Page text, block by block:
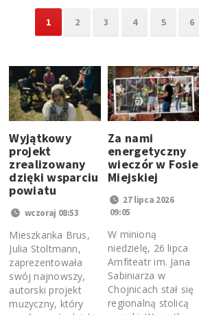
1 2 3 4 5 6
Wyjątkowy
projekt
zrealizowany
dzięki wsparciu
powiatu
wczoraj 08:53
Mieszkanka Brus,
Julia Stoltmann,
zaprezentowała
swój najnowszy,
autorski projekt
muzyczny, który
Za nami
energetyczny
wieczór w Fosie
Miejskiej
27 lipca 2026
09:05
W minioną
niedzielę, 26 lipca
Amfiteatr im. Jana
Sabiniarza w
Chojnicach stał się
regionalną stolicą